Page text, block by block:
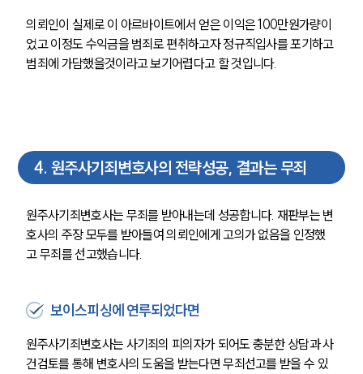
의뢰인이 실제로 이 아르바이트에서 얻은 이익은 100만원가량이
었고 이정도 수익금을 범죄로 편취하고자 정규직입사를 포기하고
범죄에 가담했을것이라고 보기어렵다고 할 것입니다.
4. 원주사기죄변호사의 전략성공, 결과는 무죄
원주사기죄변호사는 무죄를 받아내는데 성공합니다. 재판부는 변
호사의 주장 모두를 받아들여 의뢰인에게 고의가 없음을 인정했
고 무죄를 선고했습니다.
보이스피싱에 연루되었다면
원주사기죄변호사는 사기죄의 피의자가 되어도 충분한 상담과 사
건검토를 통해 변호사의 도움을 받는다면 무죄선고를 받을 수 있